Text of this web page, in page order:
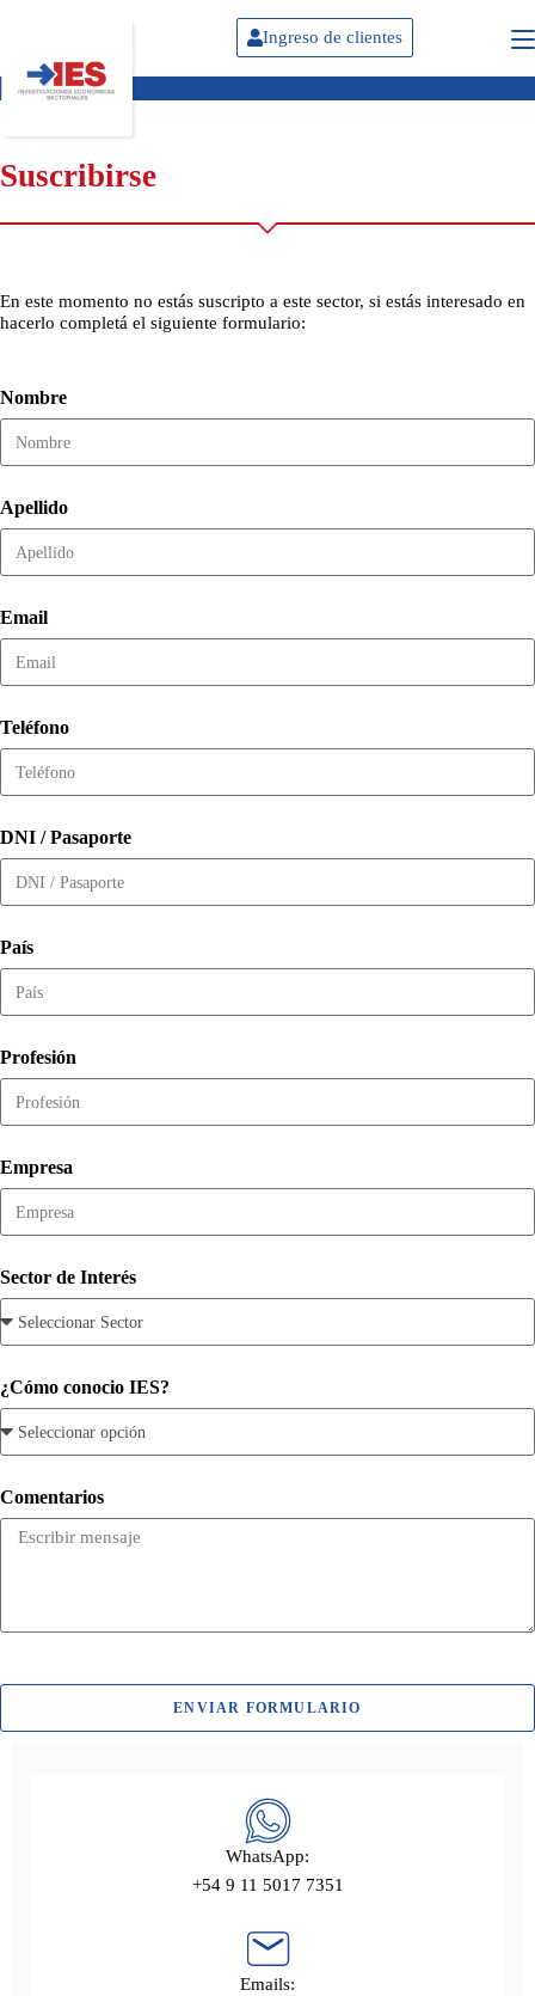
Ingreso de clientes
Suscribirse
En este momento no estás suscripto a este sector, si estás interesado en
hacerlo completá el siguiente formulario:
Nombre
Apellido
Email
Teléfono
DNI / Pasaporte
País
Profesión
Empresa
Sector de Interés
¿Cómo conocio IES?
Comentarios
ENVIAR FORMULARIO
WhatsApp:
+54 9 11 5017 7351
Emails: